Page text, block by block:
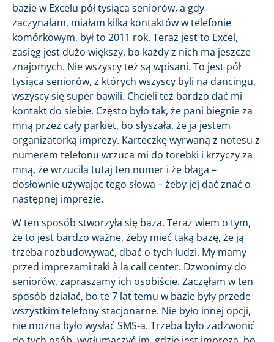
bazie w Excelu pół tysiąca seniorów, a gdy
zaczynałam, miałam kilka kontaktów w telefonie
komórkowym, był to 2011 rok. Teraz jest to Excel,
zasięg jest dużo większy, bo każdy z nich ma jeszcze
znajomych. Nie wszyscy też są wpisani. To jest pół
tysiąca seniorów, z których wszyscy byli na dancingu,
wszyscy się super bawili. Chcieli też bardzo dać mi
kontakt do siebie. Często było tak, że pani biegnie za
mną przez cały parkiet, bo słyszała, że ja jestem
organizatorką imprezy. Karteczkę wyrwaną z notesu z
numerem telefonu wrzuca mi do torebki i krzyczy za
mną, że wrzuciła tutaj ten numer i że błaga –
dosłownie używając tego słowa – żeby jej dać znać o
następnej imprezie.
W ten sposób stworzyła się baza. Teraz wiem o tym,
że to jest bardzo ważne, żeby mieć taką bazę, że ją
trzeba rozbudowywać, dbać o tych ludzi. My mamy
przed imprezami taki à la call center. Dzwonimy do
seniorów, zapraszamy ich osobiście. Zaczęłam w ten
sposób działać, bo te 7 lat temu w bazie były przede
wszystkim telefony stacjonarne. Nie było innej opcji,
nie można było wysłać SMS-a. Trzeba było zadzwonić